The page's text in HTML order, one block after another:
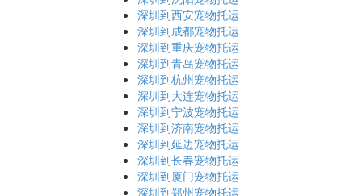
深圳到西安宠物托运
深圳到成都宠物托运
深圳到重庆宠物托运
深圳到青岛宠物托运
深圳到杭州宠物托运
深圳到大连宠物托运
深圳到宁波宠物托运
深圳到济南宠物托运
深圳到延边宠物托运
深圳到长春宠物托运
深圳到厦门宠物托运
深圳到郑州宠物托运